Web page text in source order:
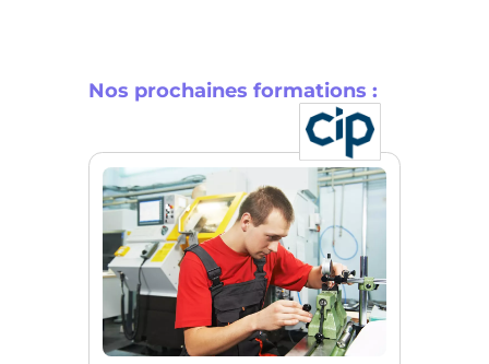
Nos prochaines formations :